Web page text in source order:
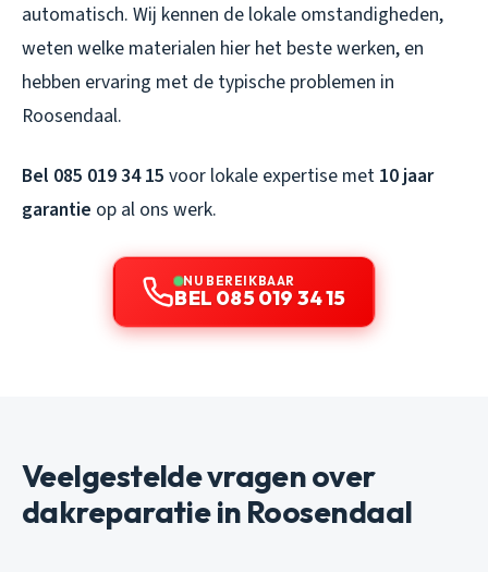
automatisch. Wij kennen de lokale omstandigheden,
weten welke materialen hier het beste werken, en
hebben ervaring met de typische problemen in
Roosendaal.
Bel 085 019 34 15 voor lokale expertise met 10 jaar
garantie op al ons werk.
NU BEREIKBAAR
BEL 085 019 34 15
Veelgestelde vragen over
dakreparatie in Roosendaal